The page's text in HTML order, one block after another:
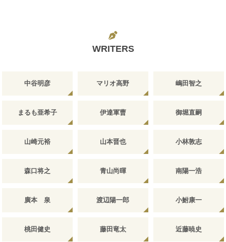
WRITERS
中谷明彦 マリオ高野 嶋田智之
まるも亜希子 伊達軍曹 御堀直嗣
山崎元裕 山本晋也 小林敦志
森口将之 青山尚暉 南陽一浩
廣本 泉 渡辺陽一郎 小鮒康一
桃田健史 藤田竜太 近藤暁史